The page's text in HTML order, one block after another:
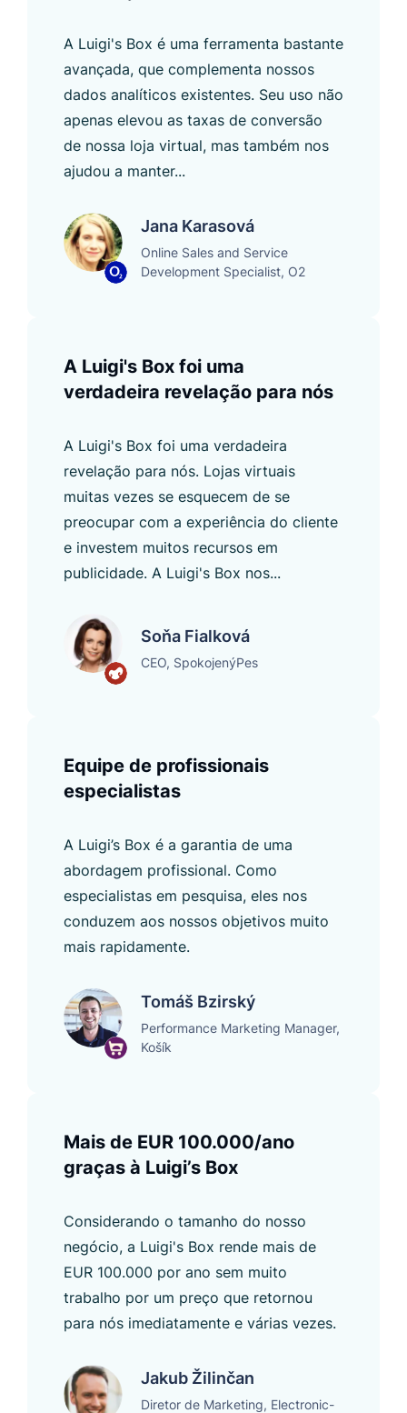
A Luigi's Box é uma ferramenta bastante
avançada, que complementa nossos
dados analíticos existentes. Seu uso não
apenas elevou as taxas de conversão
de nossa loja virtual, mas também nos
ajudou a manter...
Jana Karasová
Online Sales and Service
Development Specialist, O2
A Luigi's Box foi uma
verdadeira revelação para nós
A Luigi's Box foi uma verdadeira
revelação para nós. Lojas virtuais
muitas vezes se esquecem de se
preocupar com a experiência do cliente
e investem muitos recursos em
publicidade. A Luigi's Box nos...
Soňa Fialková
CEO, SpokojenýPes
Equipe de profissionais
especialistas
A Luigi’s Box é a garantia de uma
abordagem profissional. Como
especialistas em pesquisa, eles nos
conduzem aos nossos objetivos muito
mais rapidamente.
Tomáš Bzirský
Performance Marketing Manager,
Košík
Mais de EUR 100.000/ano
graças à Luigi’s Box
Considerando o tamanho do nosso
negócio, a Luigi's Box rende mais de
EUR 100.000 por ano sem muito
trabalho por um preço que retornou
para nós imediatamente e várias vezes.
Jakub Žilinčan
Diretor de Marketing, Electronic-